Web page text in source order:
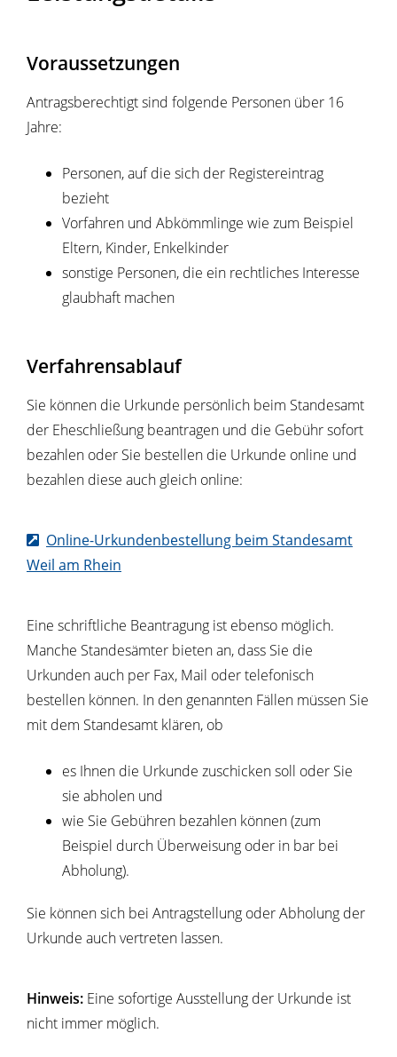
Voraussetzungen
Antragsberechtigt sind folgende Personen über 16
Jahre:
Personen, auf die sich der Registereintrag
bezieht
Vorfahren und Abkömmlinge wie zum Beispiel
Eltern, Kinder, Enkelkinder
sonstige Personen, die ein rechtliches Interesse
glaubhaft machen
Verfahrensablauf
Sie können die Urkunde persönlich beim Standesamt
der Eheschließung beantragen und die Gebühr sofort
bezahlen oder Sie bestellen die Urkunde online und
bezahlen diese auch gleich online:
Online-Urkundenbestellung beim Standesamt
Weil am Rhein
Eine schriftliche Beantragung ist ebenso möglich.
Manche Standesämter bieten an, dass Sie die
Urkunden auch per Fax, Mail oder telefonisch
bestellen können. In den genannten Fällen müssen Sie
mit dem Standesamt klären, ob
es Ihnen die Urkunde zuschicken soll oder Sie
sie abholen und
wie Sie Gebühren bezahlen können(zum
Beispiel durch Überweisung oder in bar bei
Abholung).
Sie können sich bei Antragstellung oder Abholung der
Urkunde auch vertreten lassen.
Hinweis: Eine sofortige Ausstellung der Urkunde ist
nicht immer möglich.